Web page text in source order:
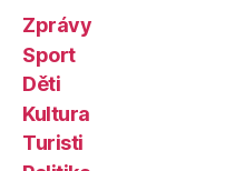
Zprávy
Sport
Děti
Kultura
Turisti